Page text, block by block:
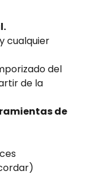
cualquier
del
de la
de